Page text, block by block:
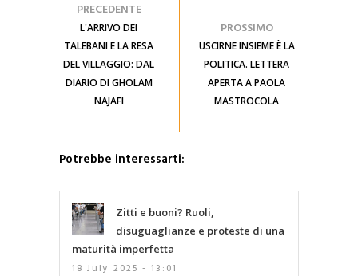
PRECEDENTE
L'ARRIVO DEI
TALEBANI E LA RESA
DEL VILLAGGIO: DAL
DIARIO DI GHOLAM
NAJAFI
PROSSIMO
USCIRNE INSIEME È LA
POLITICA. LETTERA
APERTA A PAOLA
MASTROCOLA
Potrebbe interessarti:
Zitti e buoni? Ruoli,
disuguaglianze e proteste di una
maturità imperfetta
18 July 2025 - 13:01